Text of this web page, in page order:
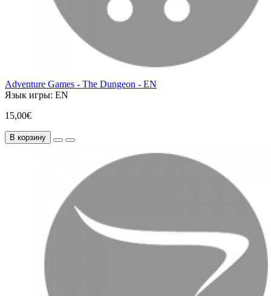
Adventure Games - The Dungeon - EN
Язык игры: EN
15,00€
В корзину